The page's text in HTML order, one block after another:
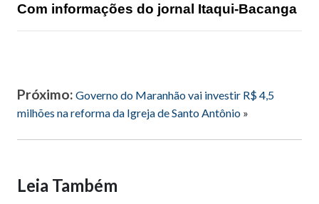
Com informações do jornal Itaqui-Bacanga
Próximo: Governo do Maranhão vai investir R$ 4,5
milhões na reforma da Igreja de Santo Antônio »
Leia Também